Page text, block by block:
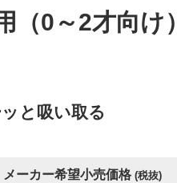
0～2才向け）
と吸い取る
メーカー希望小売価格(税抜)